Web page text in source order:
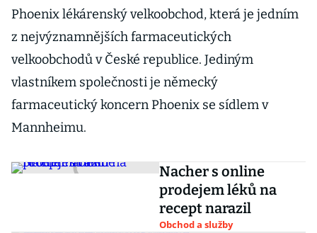
Phoenix lékárenský velkoobchod, která je jedním
z nejvýznamnějších farmaceutických
velkoobchodů v České republice. Jediným
vlastníkem společnosti je německý
farmaceutický koncern Phoenix se sídlem v
Mannheimu.
Nacher s online
prodejem léků na
recept narazil
Obchod a služby